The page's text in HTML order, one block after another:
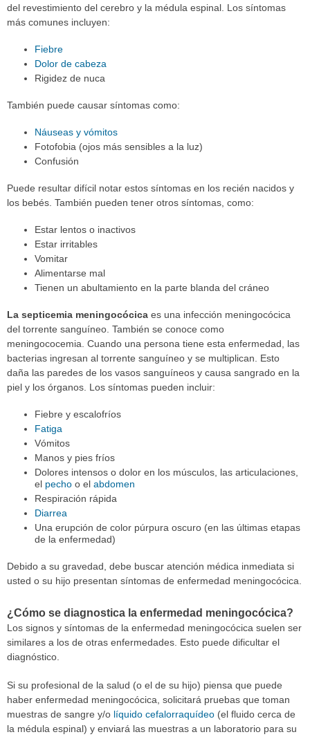
del revestimiento del cerebro y la médula espinal. Los síntomas
más comunes incluyen:
Fiebre
Dolor de cabeza
Rigidez de nuca
También puede causar síntomas como:
Náuseas y vómitos
Fotofobia (ojos más sensibles a la luz)
Confusión
Puede resultar difícil notar estos síntomas en los recién nacidos y
los bebés. También pueden tener otros síntomas, como:
Estar lentos o inactivos
Estar irritables
Vomitar
Alimentarse mal
Tienen un abultamiento en la parte blanda del cráneo
La septicemia meningocócica es una infección meningocócica
del torrente sanguíneo. También se conoce como
meningococemia. Cuando una persona tiene esta enfermedad, las
bacterias ingresan al torrente sanguíneo y se multiplican. Esto
daña las paredes de los vasos sanguíneos y causa sangrado en la
piel y los órganos. Los síntomas pueden incluir:
Fiebre y escalofríos
Fatiga
Vómitos
Manos y pies fríos
Dolores intensos o dolor en los músculos, las articulaciones,
el pechoo el abdomen
Respiración rápida
Diarrea
Una erupción de color púrpura oscuro (en las últimas etapas
de la enfermedad)
Debido a su gravedad, debe buscar atención médica inmediata si
usted o su hijo presentan síntomas de enfermedad meningocócica.
¿Cómo se diagnostica la enfermedad meningocócica?
Los signos y síntomas de la enfermedad meningocócica suelen ser
similares a los de otras enfermedades. Esto puede dificultar el
diagnóstico.
Si su profesional de la salud (o el de su hijo) piensa que puede
haber enfermedad meningocócica, solicitará pruebas que toman
muestras de sangre y/o líquido cefalorraquídeo (el fluido cerca de
la médula espinal) y enviará las muestras a un laboratorio para su